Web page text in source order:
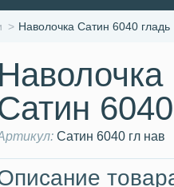
Наволочка Сатин 6040 гладь
Наволочка
Сатин 6040 гл нав